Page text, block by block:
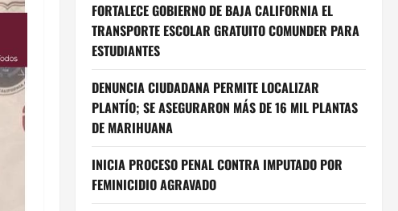
FORTALECE GOBIERNO DE BAJA CALIFORNIA EL
TRANSPORTE ESCOLAR GRATUITO COMUNDER PARA
ESTUDIANTES
DENUNCIA CIUDADANA PERMITE LOCALIZAR
PLANTÍO; SE ASEGURARON MÁS DE 16 MIL PLANTAS
DE MARIHUANA
INICIA PROCESO PENAL CONTRA IMPUTADO POR
FEMINICIDIO AGRAVADO